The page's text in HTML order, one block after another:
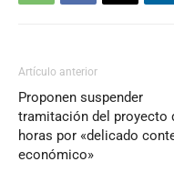
Artículo anterior
Proponen suspender
tramitación del proyecto
horas por «delicado
económico»